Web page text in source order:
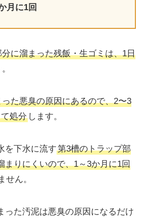
月に1回
に溜まった残飯・生ゴミは、1日
た悪臭の原因にあるので、2〜3
処分します。
を下水に流す第3槽のトラップ部
まりにくいので、1～3か月に1回
せん。
った汚泥は悪臭の原因になるだけ